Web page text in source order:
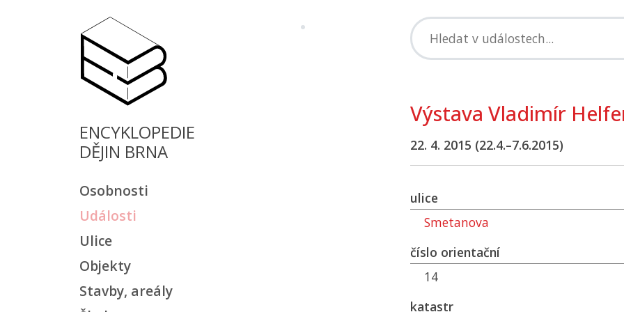
ENCYKLOPEDIE
DĚJIN BRNA
Osobnosti
Události
Ulice
Objekty
Stavby, areály
Výstava Vladimír
22. 4. 2015 (22.4.–7.6.2015)
ulice
Smetanova
číslo orientační
14
katastr